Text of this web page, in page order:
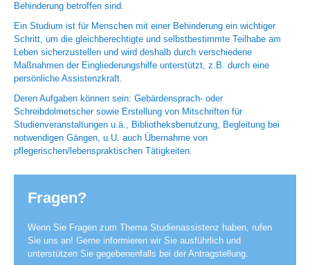
Behinderung betroffen sind.
Ein Studium ist für Menschen mit einer Behinderung ein wichtiger
Schritt, um die gleichberechtigte und selbstbestimmte Teilhabe am
Leben sicherzustellen und wird deshalb durch verschiedene
Maßnahmen der Eingliederungshilfe unterstützt, z.B. durch eine
persönliche Assistenzkraft.
Deren Aufgaben können sein: Gebärdensprach- oder
Schreibdolmetscher sowie Erstellung von Mitschriften für
Studienveranstaltungen u.ä., Bibliotheksbenutzung, Begleitung bei
notwendigen Gängen, u.U. auch Übernahme von
pflegerischen/lebenspraktischen Tätigkeiten.
Fragen?
Wenn Sie Fragen zum Thema Studienassistenz haben, rufen
Sie uns an! Gerne informieren wir Sie ausführlich und
unterstützen Sie gegebenenfalls bei der Antragstellung.